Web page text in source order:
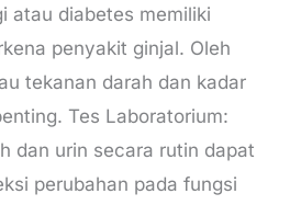
atau diabetes memiliki
penyakit ginjal. Oleh
tekanan darah dan kadar
Tes Laboratorium:
dan urin secara rutin dapat
perubahan pada fungsi